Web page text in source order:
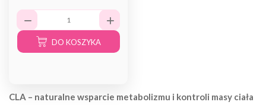
DO KOSZYKA
CLA – naturalne wsparcie metabolizmu i kontroli masy ciała